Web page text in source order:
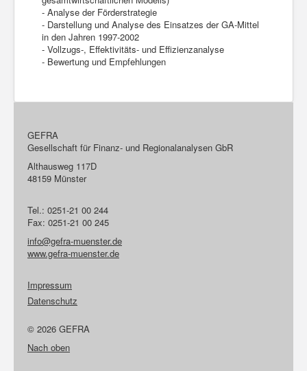
- Analyse der Förderstrategie
- Darstellung und Analyse des Einsatzes der GA-Mittel
in den Jahren 1997-2002
- Vollzugs-, Effektivitäts- und Effizienzanalyse
- Bewertung und Empfehlungen
GEFRA
Gesellschaft für Finanz- und Regionalanalysen GbR
Althausweg 117D
48159 Münster
Tel.: 0251-21 00 244
Fax: 0251-21 00 245
info@gefra-muenster.de
www.gefra-muenster.de
Impressum
Datenschutz
© 2026 GEFRA
Nach oben